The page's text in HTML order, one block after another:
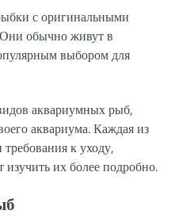
с оригинальными
обычно живут в
выбором для
аквариумных рыб,
аквариума. Каждая из
к уходу,
их более подробно.